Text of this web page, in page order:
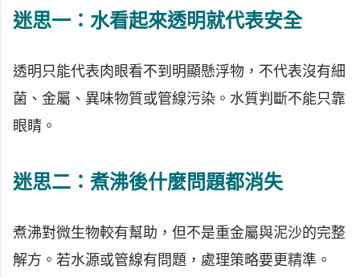
迷思一：水看起來透明就代表安全
透明只能代表肉眼看不到明顯懸浮物，不代表沒有細
菌、金屬、異味物質或管線污染。水質判斷不能只靠
眼睛。
迷思二：煮沸後什麼問題都消失
煮沸對微生物較有幫助，但不是重金屬與泥沙的完整
解方。若水源或管線有問題，處理策略要更精準。